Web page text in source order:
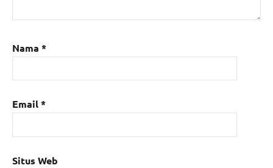
Nama *
Email*
Situs Web